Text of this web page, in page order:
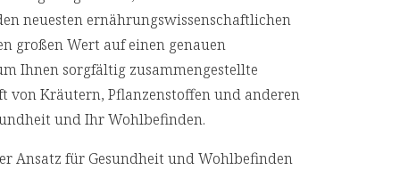
375 mg
neuesten ernährungswissenschaftlichen
großen Wert auf einen genauen
Ihnen sorgfältig zusammengestellte
von Kräutern, Pflanzenstoffen und anderen
und Ihr Wohlbefinden.
Ansatz für Gesundheit und Wohlbefinden